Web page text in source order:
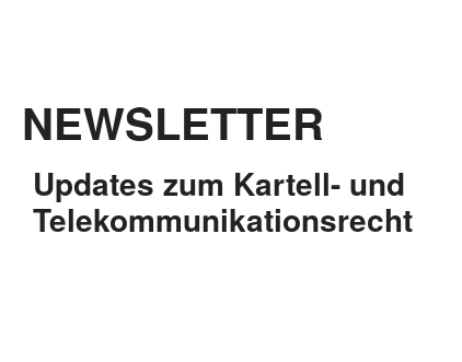
NEWSLETTER
Updates zum Kartell- und
Telekommunikationsrecht